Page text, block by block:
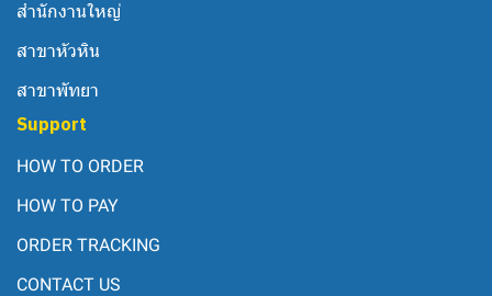
สำนักงานใหญ่
สาขาหัวหิน
สาขาพัทยา
Support
HOW TO ORDER
HOW TO PAY
ORDER TRACKING
CONTACT US